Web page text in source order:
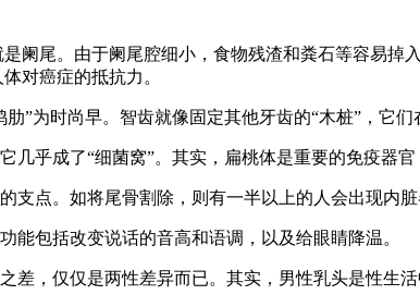
尾。由于阑尾腔细小，食物残渣和粪石等容易掉
对癌症的抵抗力。
为时尚早。智齿就像固定其他牙齿的“木桩”，它们
乎成了“细菌窝”。其实，扁桃体是重要的免疫器官
点。如将尾骨割除，则有一半以上的人会出现内脏
包括改变说话的音高和语调，以及给眼睛降温。
，仅仅是两性差异而已。其实，男性乳头是性生活